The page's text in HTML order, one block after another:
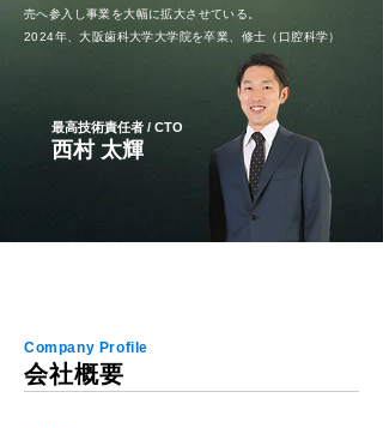
最高技術責任者 / CTO
西村 太輝
売へ参入し事業を大幅に拡大させている。
2024年、大阪歯科大学大学院を卒業、修士（口腔科学）
Company Profile
会社概要